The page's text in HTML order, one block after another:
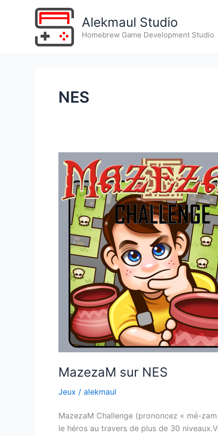
Alekmaul Studio
Homebrew Game Development Studio
NES
MazezaM sur NES
Jeux / alekmaul
MazezaM Challenge (prononcez « mé-
le héros au travers de plus de 30